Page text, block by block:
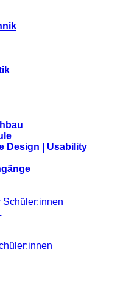
Design | Usability
Schüler:innen